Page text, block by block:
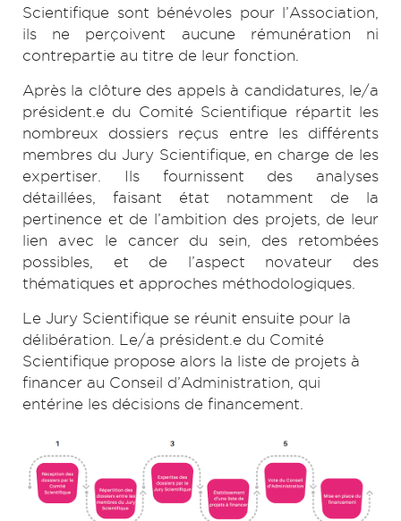
Scientifique sont bénévoles pour l’Association,
ils ne perçoivent aucune rémunération ni
contrepartie au titre de leur fonction.
Après la clôture des appels à candidatures, le/a
président.e du Comité Scientifique répartit les
nombreux dossiers reçus entre les différents
membres du Jury Scientifique, en charge de les
expertiser. Ils fournissent des analyses
détaillées, faisant état notamment de la
pertinence et de l’ambition des projets, de leur
lien avec le cancer du sein, des retombées
possibles, et de l’aspect novateur des
thématiques et approches méthodologiques.
Le Jury Scientifique se réunit ensuite pour la
délibération. Le/a président.e du Comité
Scientifique propose alors la liste de projets à
financer au Conseil d’Administration, qui
entérine les décisions de financement.